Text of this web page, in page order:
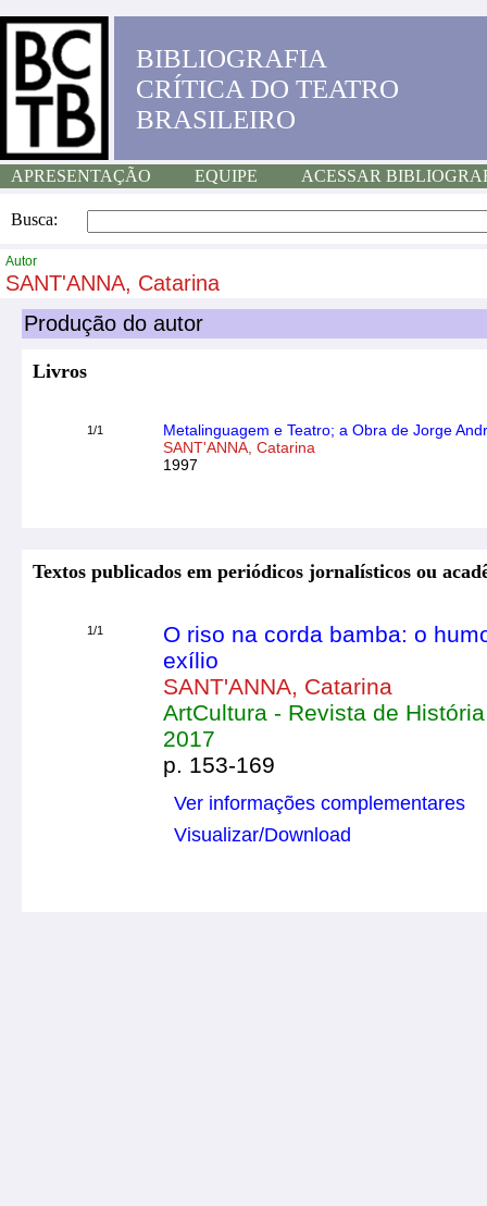
BIBLIOGRAFIA
CRÍTICA DO TEATRO
BRASILEIRO
APRESENTAÇÃO EQUIPE ACESSAR
Busca:
Autor
SANT'ANNA, Catarina
Produção do autor
Livros
1/1
Metalinguagem e Teatro; a Obra de Jorge
SANT'ANNA, Catarina
1997
Textos publicados em periódicos jornalísticos ou
1/1
O riso na corda bamba: o
exílio
SANT'ANNA, Catarina
ArtCultura - Revista de
2017
p. 153-169
Ver informações complementares
Visualizar/Download